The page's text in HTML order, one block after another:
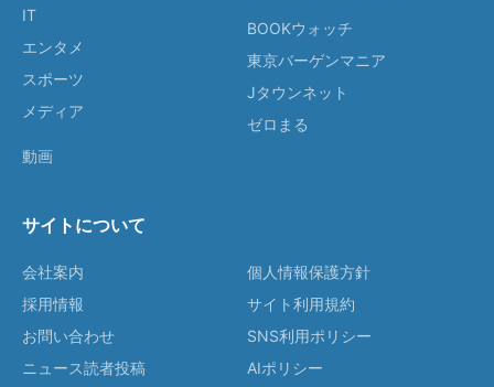
IT
エンタメ
スポーツ
メディア
動画
BOOKウォッチ
東京バーゲンマニア
Jタウンネット
ゼロまる
サイトについて
会社案内
採用情報
お問い合わせ
ニュース読者投稿
個人情報保護方針
サイト利用規約
SNS利用ポリシー
AIポリシー